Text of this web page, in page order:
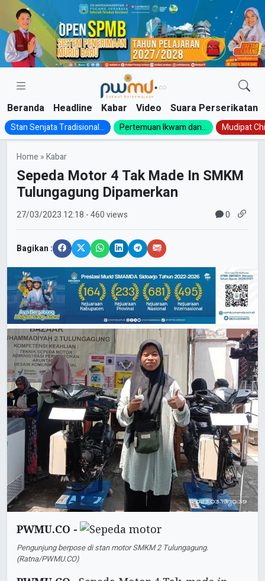
Skip
content
Beranda Headline Kabar Video Suara Perserikatan
Stan Senjata Tradisional... Pertemuan Ikwam dan... Mudipat
Home »Kabar
Sepeda Motor 4 Tak Made In SMKM
Tulungagung Dipamerkan
27/03/2023 12:18 - 460 views 0
Bagikan :
PWMU.CO -
Pengunjung berpose di stan motor SMKM 2 Tulungagung.
(Ratna/PWMU.CO)